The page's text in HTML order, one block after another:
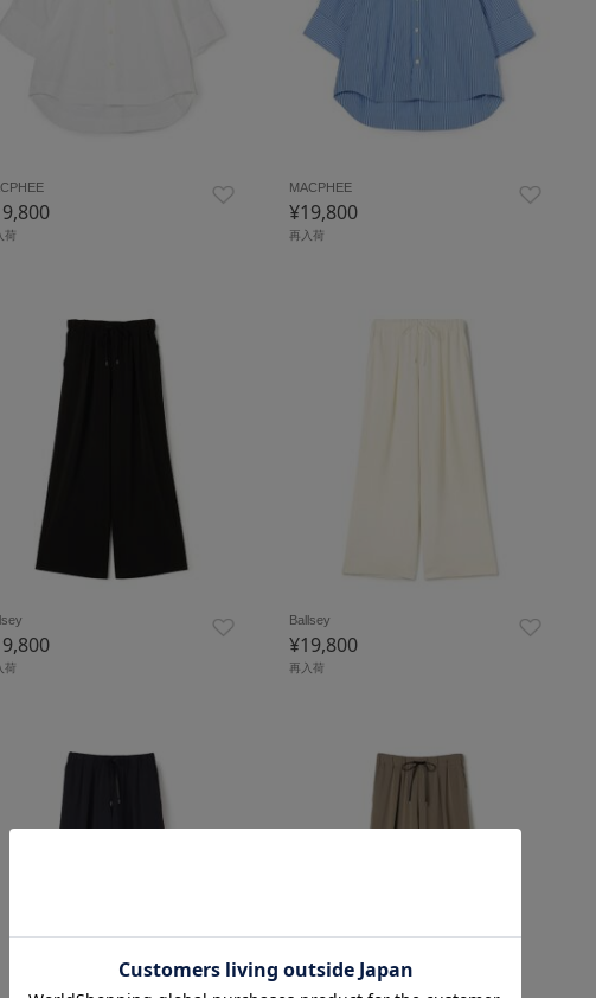
荷
MACPHEE
¥19,800
再入荷
荷
Ballsey
¥19,800
再入荷